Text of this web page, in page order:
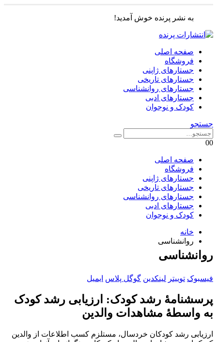
به نشر پرنده خوش آمدید!
صفحه اصلی
فروشگاه
جستارهای ژاپنی
جستارهای تاریخی
جستارهای روانشناسی
جستارهای ادبی
کودک و نوجوان
جستجو
00
صفحه اصلی
فروشگاه
جستارهای ژاپنی
جستارهای تاریخی
جستارهای روانشناسی
جستارهای ادبی
کودک و نوجوان
خانه
روانشناسی
روانشناسی
فیسبوک توییتر لینکدین گوگل پلاس ایمیل
پرسشنامۀ رشد کودک: ارزیابی رشد کودک
به واسطۀ مشاهدات والدین
ارزیابی رشد کودکان خردسال، مستلزم کسب اطلاعات از والدین